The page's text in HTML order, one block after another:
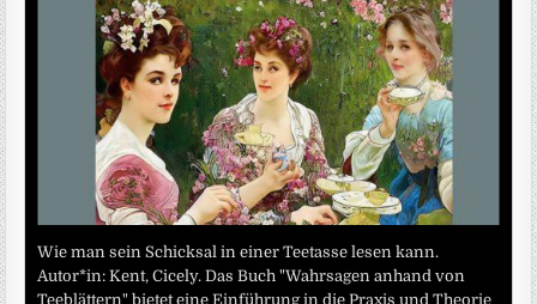
Wie man sein Schicksal in einer Teetasse lesen kann.
Autor*in: Kent, Cicely. Das Buch "Wahrsagen anhand von
Teeblättern" bietet eine Einführung in die Praxis und Theorie